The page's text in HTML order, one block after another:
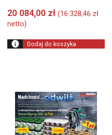
20 084,00 zł (16 328,46 zł
netto)
Dodaj do koszyka